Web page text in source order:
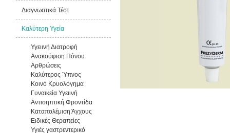
Διαγνωστικά Τέστ
Καλύτερη Υγεία
Υγειινή Διατροφή
Ανακούφιση Πόνου
Αρθρώσεις
Καλύτερος Ύπνος
Κοινό Κρυολόγημα
Γυναικεία Υγειινή
Αντισηπτική Φροντίδα
Καταπολέμιση Άγχους
Ειδικές Θεραπείες
Υγιές γαστρεντερικό